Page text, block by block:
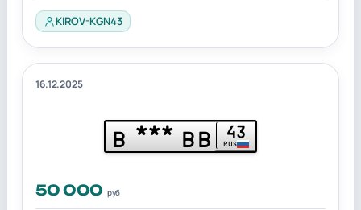
KIROV-KGN43
16.12.2025
В *** ВВ 43
RUS
50 000 руб